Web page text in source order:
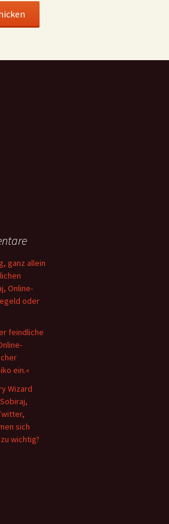
ganz allein
Online-
oder
feindliche
ein.«
Wizard
sich
wichtig?